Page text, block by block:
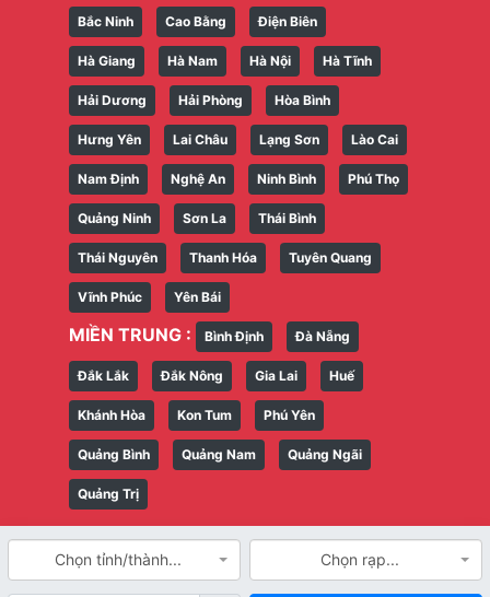
Chọn tỉnh/thành... Chọn rạp...
Bắc Ninh Cao Bằng Điện Biên
Hà Giang Hà Nam Hà Nội Hà Tĩnh
Hải Dương Hải Phòng Hòa Bình
Hưng Yên Lai Châu Lạng Sơn Lào Cai
Nam Định Nghệ An Ninh Bình Phú Thọ
Quảng Ninh Sơn La Thái Bình
Thái Nguyên Thanh Hóa Tuyên Quang
Vĩnh Phúc Yên Bái
MIỀN TRUNG : Bình Định Đà Nẵng
Đắk Lắk Đắk Nông Gia Lai Huế
Khánh Hòa Kon Tum Phú Yên
Quảng Bình Quảng Nam Quảng Ngãi
Quảng Trị